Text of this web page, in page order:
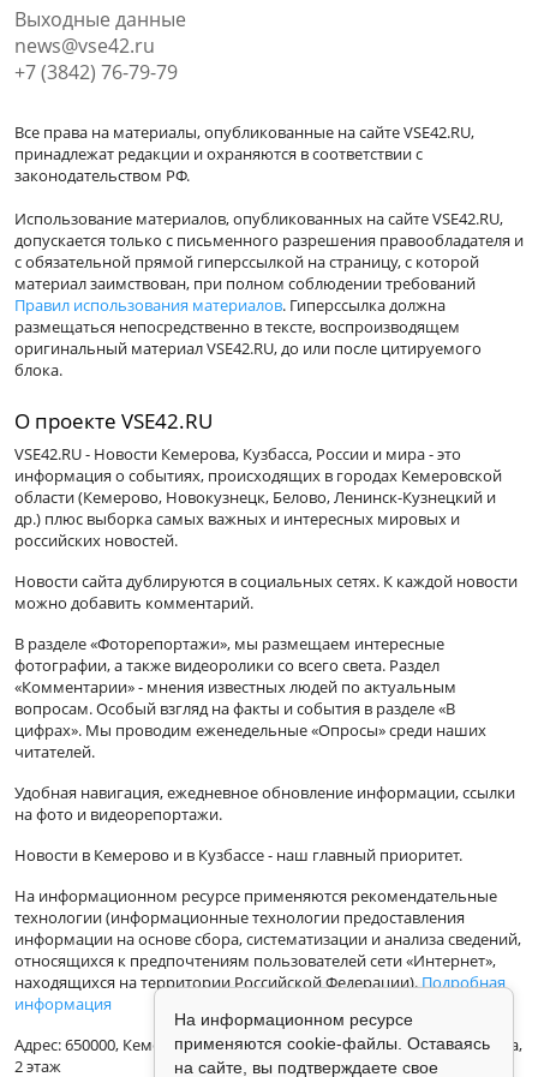
Выходные данные
news@vse42.ru
+7 (3842) 76-79-79
Все права на материалы, опубликованные на сайте VSE42.RU,
принадлежат редакции и охраняются в соответствии с
законодательством РФ.
Использование материалов, опубликованных на сайте VSE42.RU,
допускается только с письменного разрешения правообладателя и
с обязательной прямой гиперссылкой на страницу, с которой
материал заимствован, при полном соблюдении требований
Правил использования материалов. Гиперссылка должна
размещаться непосредственно в тексте, воспроизводящем
оригинальный материал VSE42.RU, до или после цитируемого
блока.
О проекте VSE42.RU
VSE42.RU - Новости Кемерова, Кузбасса, России и мира - это
информация о событиях, происходящих в городах Кемеровской
области (Кемерово, Новокузнецк, Белово, Ленинск-Кузнецкий и
др.) плюс выборка самых важных и интересных мировых и
российских новостей.
Новости сайта дублируются в социальных сетях. К каждой новости
можно добавить комментарий.
В разделе «Фоторепортажи», мы размещаем интересные
фотографии, а также видеоролики со всего света. Раздел
«Комментарии» - мнения известных людей по актуальным
вопросам. Особый взгляд на факты и события в разделе «В
цифрах». Мы проводим еженедельные «Опросы» среди наших
читателей.
Удобная навигация, ежедневное обновление информации, ссылки
на фото и видеорепортажи.
Новости в Кемерово и в Кузбассе - наш главный приоритет.
На информационном ресурсе применяются рекомендательные
технологии (информационные технологии предоставления
информации на основе сбора, систематизации и анализа сведений,
относящихся к предпочтениям пользователей сети «Интернет»,
находящихся на территории Российской Федерации).Подробная
информация
Адрес: 650000, Кемеровская Область, г.Кемерово, ул.Кузбасская 33а,
2 этаж
На информационном ресурсе
применяются cookie-файлы. Оставаясь
на сайте, вы подтверждаете свое